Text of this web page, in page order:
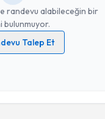
randevu alabileceğin bir
bulunmuyor.
Talep Et
ilişkinAydınlatma Metni